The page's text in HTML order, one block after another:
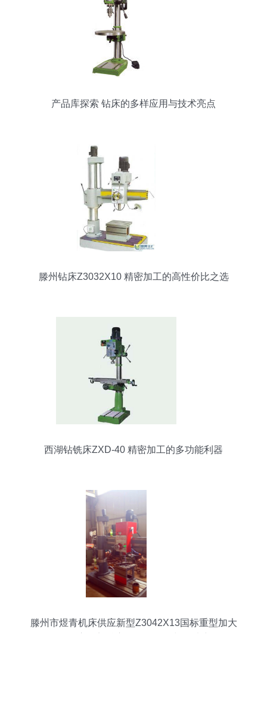
产品库探索 钻床的多样应用与技术亮点
滕州钻床Z3032X10 精密加工的高性价比之选
西湖钻铣床ZXD-40 精密加工的多功能利器
滕州市煜青机床供应新型Z3042X13国标重型加大